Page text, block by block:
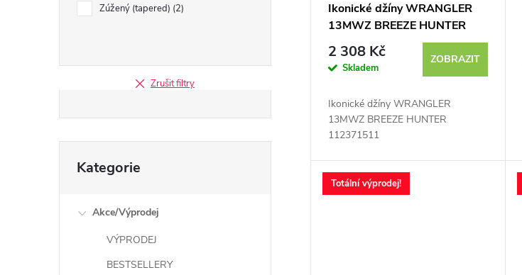
Zúžený (tapered) 2
Zrušit filtry
kategorie
Kategorie
Akce/Výprodej
VÝPRODEJ
BESTSELLERY
Ikonické džíny WRANGLER
13MWZ BREEZE HUNTER
112371511 - výprodej
2 308 Kč
Skladem
ZOBRAZIT
Ikonické džíny WRANGLER
13MWZ BREEZE HUNTER
112371511
Totální výprodej!